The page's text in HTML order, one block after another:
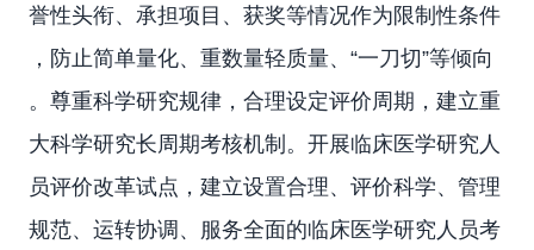
誉性头衔、承担项目、获奖等情况作为限制性条件
，防止简单量化、重数量轻质量、“一刀切”等倾向
。尊重科学研究规律，合理设定评价周期，建立重
大科学研究长周期考核机制。开展临床医学研究人
员评价改革试点，建立设置合理、评价科学、管理
规范、运转协调、服务全面的临床医学研究人员考